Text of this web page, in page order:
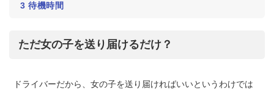
3 待機時間
ただ女の子を送り届けるだけ？
ドライバーだから、女の子を送り届ければいいというわけでは